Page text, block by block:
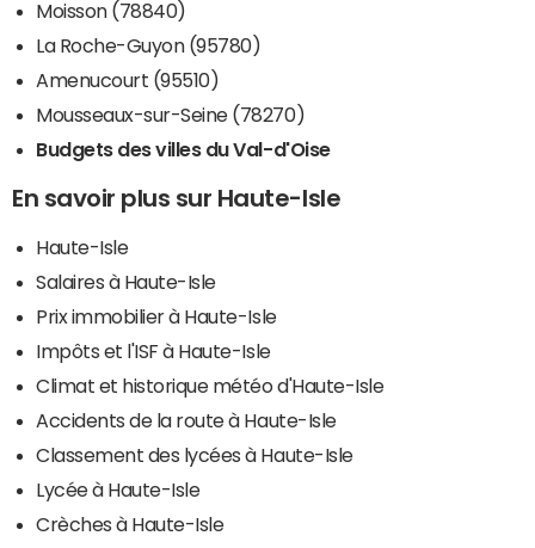
Moisson (78840)
La Roche-Guyon (95780)
Amenucourt (95510)
Mousseaux-sur-Seine (78270)
Budgets des villes du Val-d'Oise
En savoir plus sur Haute-Isle
Haute-Isle
Salaires à Haute-Isle
Prix immobilier à Haute-Isle
Impôts et l'ISF à Haute-Isle
Climat et historique météo d'Haute-Isle
Accidents de la route à Haute-Isle
Classement des lycées à Haute-Isle
Lycée à Haute-Isle
Crèches à Haute-Isle